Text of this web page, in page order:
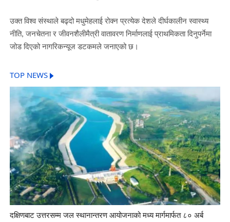
उक्त विश्व संस्थाले बढ्दो मधुमेहलाई रोक्न प्रत्येक देशले दीर्घकालीन स्वास्थ्य
नीति, जनचेतना र जीवनशैलीमैत्री वातावरण निर्माणलाई प्राथमिकता दिनुपर्नेमा
जोड दिएको नागरिकन्यूज डटकमले जनाएको छ।
TOP NEWS
दक्षिणबाट उत्तरसम्म जल स्थानान्तरण आयोजनाको मध्य मार्गमार्फत ८० अर्ब